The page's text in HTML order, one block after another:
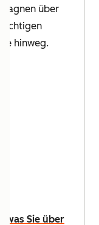
über
hinweg.
was Sie über